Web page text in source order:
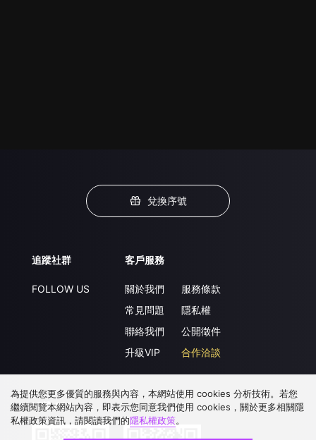
兌換序號
追蹤社群
FOLLOW US
客戶服務
關於我們
常見問題
聯絡我們
升級VIP
服務條款
隱私權
公開徵件
合作洽談
下載 APP
為提供您更多優質的服務與內容，本網站使用 cookies 分析技術。若您
繼續閱覽本網站內容，即表示您同意我們使用 cookies，關於更多相關隱
私權政策資訊，請閱讀我們的隱私權政策。